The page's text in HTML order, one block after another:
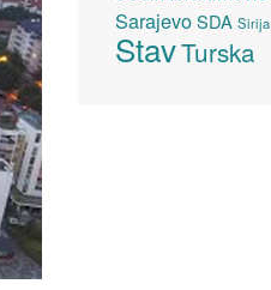
SarajevoSDA Sirija
StavTurska